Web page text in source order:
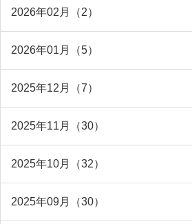
2026年02月（2）
2026年01月（5）
2025年12月（7）
2025年11月（30）
2025年10月（32）
2025年09月（30）